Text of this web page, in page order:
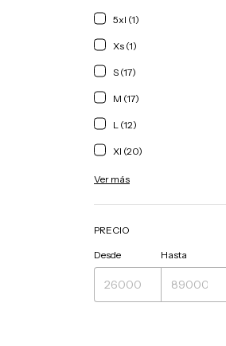
5xl (1)
Xs (1)
S (17)
M (17)
L (12)
Xl (20)
Ver más
PRECIO
Desde Hasta